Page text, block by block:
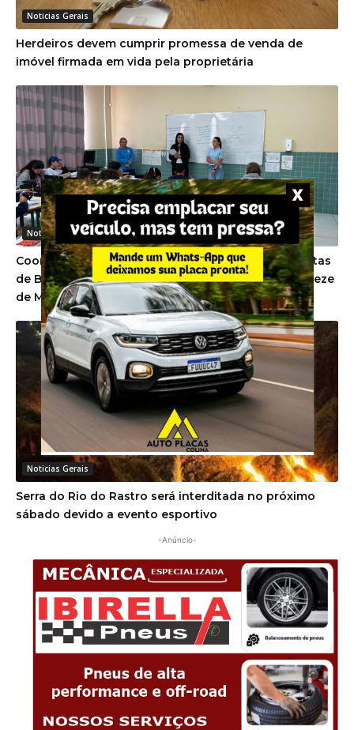
Noticias Gerais
Herdeiros devem cumprir promessa de venda de
imóvel firmada em vida pela proprietária
Noticias Gerais
Coorsel investe em projeto social com aulas gratuitas
de Beach Tennis e Futevôlei para estudantes de Treze
de Maio
Noticias Gerais
Serra do Rio do Rastro será interditada no próximo
sábado devido a evento esportivo
-Anúncio-